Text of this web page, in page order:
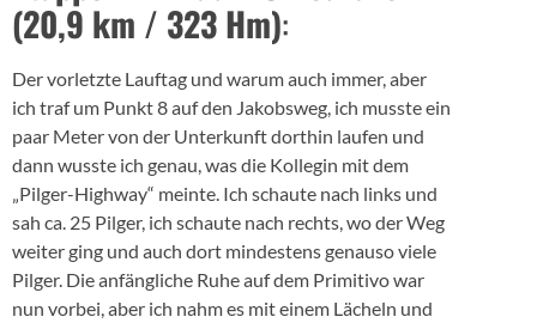
(20,9 km / 323 Hm):
Der vorletzte Lauftag und warum auch immer, aber
ich traf um Punkt 8 auf den Jakobsweg, ich musste ein
paar Meter von der Unterkunft dorthin laufen und
dann wusste ich genau, was die Kollegin mit dem
„Pilger-Highway“ meinte. Ich schaute nach links und
sah ca. 25 Pilger, ich schaute nach rechts, wo der Weg
weiter ging und auch dort mindestens genauso viele
Pilger. Die anfängliche Ruhe auf dem Primitivo war
nun vorbei, aber ich nahm es mit einem Lächeln und